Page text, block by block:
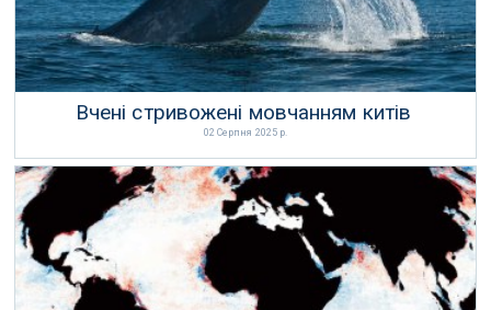
Вчені стривожені мовчанням китів
02 Серпня 2025 р.